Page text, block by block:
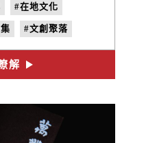
值。循著土地的生
再生，看見地域能
受三峽真摯且樸實
#在地文化
#文創聚落
解